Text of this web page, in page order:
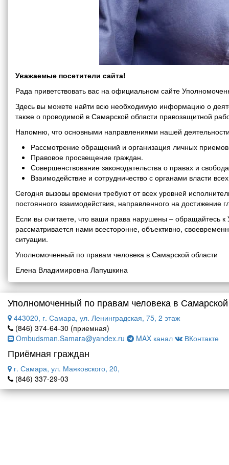
Уважаемые посетители сайта!
Рада приветствовать вас на официальном сайте
Здесь вы можете найти всю необходимую информацию о
также о проводимой в Самарской области правозащитной
Напомню, что основными направлениями нашей
Рассмотрение обращений и организация личных
Правовое просвещение граждан.
Совершенствование законодательства о правах и
Взаимодействие и сотрудничество с органами власти
Сегодня вызовы времени требуют от всех уровней
постоянного взаимодействия, направленного на
Если вы считаете, что ваши права нарушены – обращайтесь
рассматривается нами всесторонне, объективно,
ситуации.
Уполномоченный по правам человека в Самарской области
Елена Владимировна Лапушкина
Уполномоченный по правам человека в
443020, г. Самара, ул. Ленинградская, 75, 2 этаж
(846) 374-64-30 (приемная)
Ombudsman.Samara@yandex.ru
MAX канал ВКонтакте
Приёмная граждан
г. Самара, ул. Маяковского, 20,
(846) 337-29-03